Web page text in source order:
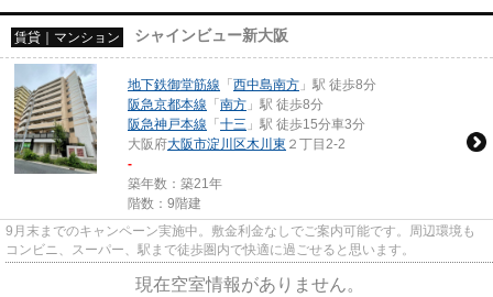
賃貸｜マンション シャインビュー新大阪
地下鉄御堂筋線 「 西中島南方 」駅 徒歩8分
阪急京都本線 「 南方 」駅 徒歩8分
阪急神戸本線 「 十三 」駅 徒歩15分車3分
大阪府大阪市淀川区木川東 ２丁目2-2
-
築年数：築21年
階数：9階建
9月末までのキャンペーン実施中。敷金利金なしでご案内可能です。周辺環境も
コンビニ、スーパー、駅まで徒歩圏内で快適に過ごせると思います。
現在空室情報がありません。